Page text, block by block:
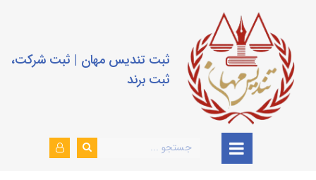
ثبت تندیس مهان | ثبت شرکت،
ثبت برند